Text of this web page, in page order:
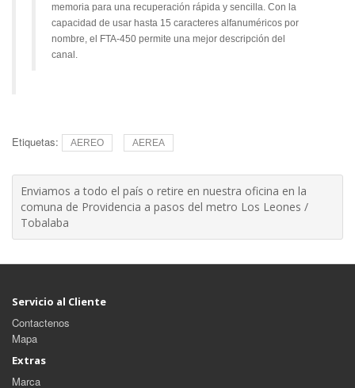
memoria para una recuperación rápida y sencilla. Con la
capacidad de usar hasta 15 caracteres alfanuméricos por
nombre, el FTA-450 permite una mejor descripción del
canal.
Etiquetas: AEREO AEREA
Enviamos a todo el país o retire en nuestra oficina en la
comuna de Providencia a pasos del metro Los Leones /
Tobalaba
Servicio al Cliente
Contactenos
Mapa
Extras
Marca